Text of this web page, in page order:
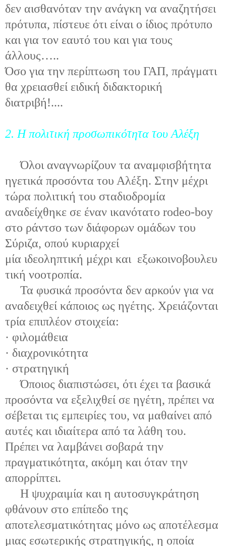
δεν αισθανόταν την ανάγκη να αναζητήσει
πρότυπα, πίστευε ότι είναι ο ίδιος πρότυπο
και για τον εαυτό του και για τους
άλλους…..
Όσο για την περίπτωση του ΓΑΠ, πράγματι
θα χρειασθεί ειδική διδακτορική
διατριβή!....
2. Η πολιτική προσωπικότητα του Αλέξη
Όλοι αναγνωρίζουν τα αναμφισβήτητα
ηγετικά προσόντα του Αλέξη. Στην μέχρι
τώρα πολιτική του σταδιοδρομία
αναδείχθηκε σε έναν ικανότατο rodeo-boy
στο ράντσο των διάφορων ομάδων του
Σύριζα, οπού κυριαρχεί
μία ιδεοληπτική μέχρι και εξωκοινοβουλευ
τική νοοτροπία.
Τα φυσικά προσόντα δεν αρκούν για να
αναδειχθεί κάποιος ως ηγέτης. Χρειάζονται
τρία επιπλέον στοιχεία:
· φιλομάθεια
· διαχρονικότητα
· στρατηγική
Όποιος διαπιστώσει, ότι έχει τα βασικά
προσόντα να εξελιχθεί σε ηγέτη, πρέπει να
σέβεται τις εμπειρίες του, να μαθαίνει από
αυτές και ιδιαίτερα από τα λάθη του.
Πρέπει να λαμβάνει σοβαρά την
πραγματικότητα, ακόμη και όταν την
απορρίπτει.
Η ψυχραιμία και η αυτοσυγκράτηση
φθάνουν στο επίπεδο της
αποτελεσματικότητας μόνο ως αποτέλεσμα
μιας εσωτερικής στρατηγικής, η οποία